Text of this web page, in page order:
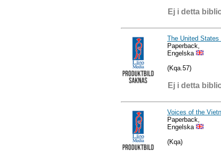
Ej i detta
The United
Paperback,
Engelska
(Kqa.57)
Ej i detta
Voices of the
Paperback,
Engelska
(Kqa)